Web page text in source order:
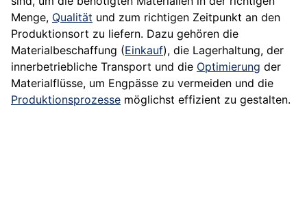
Menge, Qualität und zum richtigen Zeitpunkt an den
Produktionsort zu liefern. Dazu gehören die
Materialbeschaffung (Einkauf), die Lagerhaltung, der
innerbetriebliche Transport und die Optimierung der
Materialflüsse, um Engpässe zu vermeiden und die
Produktionsprozesse möglichst effizient zu gestalten.